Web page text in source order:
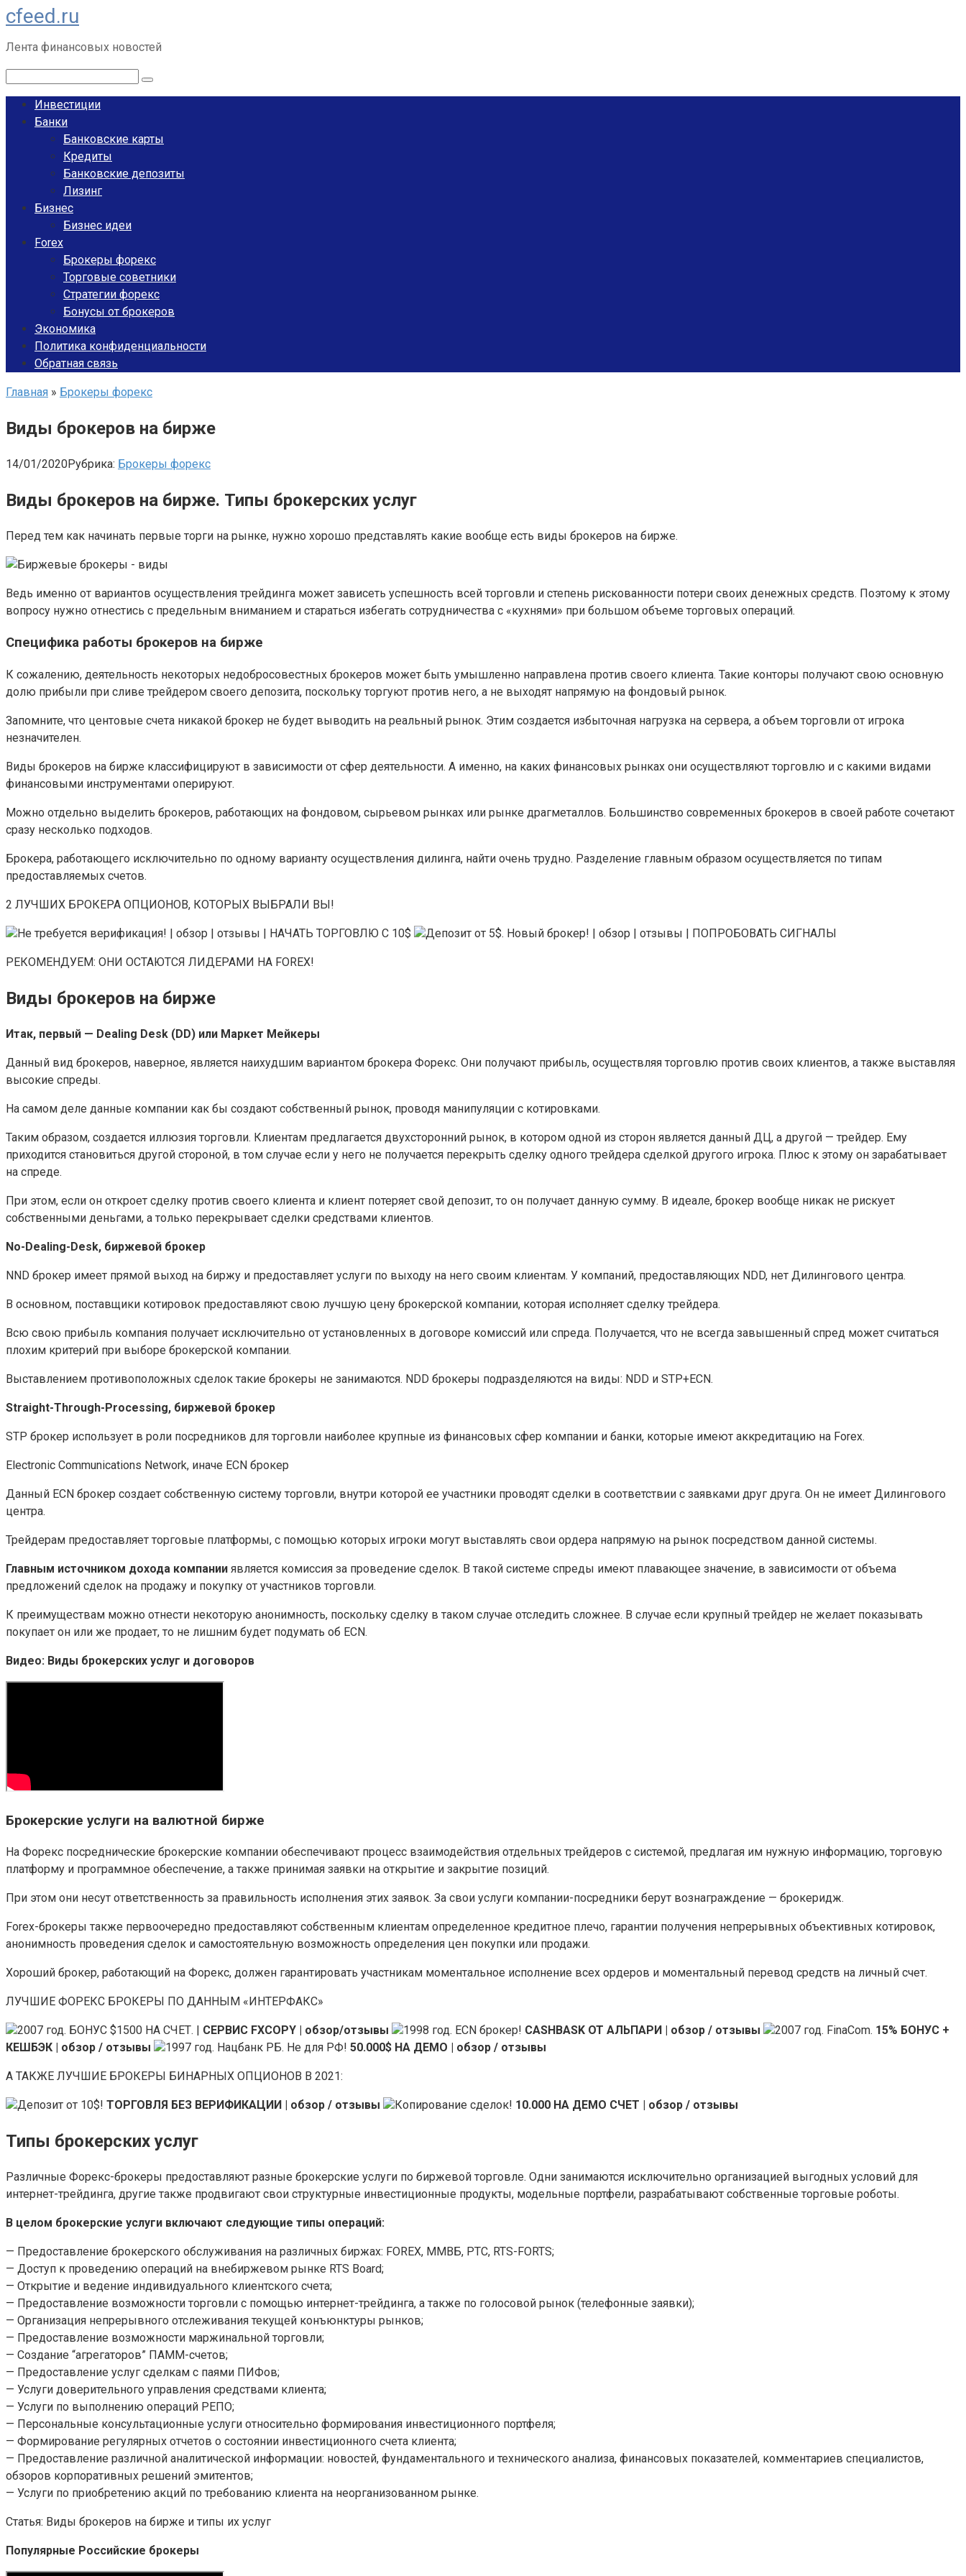
Перейти
к
контенту
cfeed.ru
Лента финансовых новостей
Инвестиции
Банки
Банковские карты
Кредиты
Банковские депозиты
Лизинг
Бизнес
Бизнес идеи
Forex
Брокеры форекс
Торговые советники
Стратегии форекс
Бонусы от брокеров
Экономика
Политика конфиденциальности
Обратная связь
Главная » Брокеры форекс
Виды брокеров на бирже
14/01/2020Рубрика: Брокеры форекс
Виды брокеров на бирже. Типы брокерских услуг
Перед тем как начинать первые торги на рынке, нужно хорошо представлять какие вообще есть виды брокеров на бирже.
Ведь именно от вариантов осуществления трейдинга может зависеть успешность всей торговли и степень рискованности потери своих денежных средств. Поэтому к этому
вопросу нужно отнестись с предельным вниманием и стараться избегать сотрудничества с «кухнями» при большом объеме торговых операций.
Специфика работы брокеров на бирже
К сожалению, деятельность некоторых недобросовестных брокеров может быть умышленно направлена против своего клиента. Такие конторы получают свою основную
долю прибыли при сливе трейдером своего депозита, поскольку торгуют против него, а не выходят напрямую на фондовый рынок.
Запомните, что центовые счета никакой брокер не будет выводить на реальный рынок. Этим создается избыточная нагрузка на сервера, а объем торговли от игрока
незначителен.
Виды брокеров на бирже классифицируют в зависимости от сфер деятельности. А именно, на каких финансовых рынках они осуществляют торговлю и с какими видами
финансовыми инструментами оперируют.
Можно отдельно выделить брокеров, работающих на фондовом, сырьевом рынках или рынке драгметаллов. Большинство современных брокеров в своей работе сочетают
сразу несколько подходов.
Брокера, работающего исключительно по одному варианту осуществления дилинга, найти очень трудно. Разделение главным образом осуществляется по типам
предоставляемых счетов.
2 ЛУЧШИХ БРОКЕРА ОПЦИОНОВ, КОТОРЫХ ВЫБРАЛИ ВЫ!
Не требуется верификация! | обзор | отзывы | НАЧАТЬ ТОРГОВЛЮ С 10$ Депозит от 5$. Новый брокер! | обзор | отзывы | ПОПРОБОВАТЬ СИГНАЛЫ
РЕКОМЕНДУЕМ: ОНИ ОСТАЮТСЯ ЛИДЕРАМИ НА FOREX!
Виды брокеров на бирже
Итак, первый — Dealing Desk (DD) или Маркет Мейкеры
Данный вид брокеров, наверное, является наихудшим вариантом брокера Форекс. Они получают прибыль, осуществляя торговлю против своих клиентов, а также выставляя
высокие спреды.
На самом деле данные компании как бы создают собственный рынок, проводя манипуляции с котировками.
Таким образом, создается иллюзия торговли. Клиентам предлагается двухсторонний рынок, в котором одной из сторон является данный ДЦ, а другой — трейдер. Ему
приходится становиться другой стороной, в том случае если у него не получается перекрыть сделку одного трейдера сделкой другого игрока. Плюс к этому он зарабатывает
на спреде.
При этом, если он откроет сделку против своего клиента и клиент потеряет свой депозит, то он получает данную сумму. В идеале, брокер вообще никак не рискует
собственными деньгами, а только перекрывает сделки средствами клиентов.
No-Dealing-Desk, биржевой брокер
NND брокер имеет прямой выход на биржу и предоставляет услуги по выходу на него своим клиентам. У компаний, предоставляющих NDD, нет Дилингового центра.
В основном, поставщики котировок предоставляют свою лучшую цену брокерской компании, которая исполняет сделку трейдера.
Всю свою прибыль компания получает исключительно от установленных в договоре комиссий или спреда. Получается, что не всегда завышенный спред может считаться
плохим критерий при выборе брокерской компании.
Выставлением противоположных сделок такие брокеры не занимаются. NDD брокеры подразделяются на виды: NDD и STP+ECN.
Straight-Through-Processing, биржевой брокер
STP брокер использует в роли посредников для торговли наиболее крупные из финансовых сфер компании и банки, которые имеют аккредитацию на Forex.
Electronic Communications Network, иначе ECN брокер
Данный ECN брокер создает собственную систему торговли, внутри которой ее участники проводят сделки в соответствии с заявками друг друга. Он не имеет Дилингового
центра.
Трейдерам предоставляет торговые платформы, с помощью которых игроки могут выставлять свои ордера напрямую на рынок посредством данной системы.
Главным источником дохода компании является комиссия за проведение сделок. В такой системе спреды имеют плавающее значение, в зависимости от объема
предложений сделок на продажу и покупку от участников торговли.
К преимуществам можно отнести некоторую анонимность, поскольку сделку в таком случае отследить сложнее. В случае если крупный трейдер не желает показывать
покупает он или же продает, то не лишним будет подумать об ECN.
Видео: Виды брокерских услуг и договоров
Брокерские услуги на валютной бирже
На Форекс посреднические брокерские компании обеспечивают процесс взаимодействия отдельных трейдеров с системой, предлагая им нужную информацию, торговую
платформу и программное обеспечение, а также принимая заявки на открытие и закрытие позиций.
При этом они несут ответственность за правильность исполнения этих заявок. За свои услуги компании-посредники берут вознаграждение — брокеридж.
Forex-брокеры также первоочередно предоставляют собственным клиентам определенное кредитное плечо, гарантии получения непрерывных объективных котировок,
анонимность проведения сделок и самостоятельную возможность определения цен покупки или продажи.
Хороший брокер, работающий на Форекс, должен гарантировать участникам моментальное исполнение всех ордеров и моментальный перевод средств на личный счет.
ЛУЧШИЕ ФОРЕКС БРОКЕРЫ ПО ДАННЫМ «ИНТЕРФАКС»
2007 год. БОНУС $1500 НА СЧЕТ. | СЕРВИС FXCOPY | обзор/отзывы 1998 год. ECN брокер! CASHBASK ОТ АЛЬПАРИ | обзор / отзывы 2007 год. FinaCom. 15% БОНУС +
КЕШБЭК | обзор / отзывы
1997 год. Нацбанк РБ. Не для РФ! 50.000$ НА ДЕМО | обзор / отзывы
А ТАКЖЕ ЛУЧШИЕ БРОКЕРЫ БИНАРНЫХ ОПЦИОНОВ В 2021:
Депозит от 10$! ТОРГОВЛЯ БЕЗ ВЕРИФИКАЦИИ | обзор / отзывы Копирование сделок! 10.000 НА ДЕМО СЧЕТ | обзор / отзывы
Типы брокерских услуг
Различные Форекс-брокеры предоставляют разные брокерские услуги по биржевой торговле. Одни занимаются исключительно организацией выгодных условий для
интернет-трейдинга, другие также продвигают свои структурные инвестиционные продукты, модельные портфели, разрабатывают собственные торговые роботы.
В целом брокерские услуги включают следующие типы операций:
— Предоставление брокерского обслуживания на различных биржах: FOREX, ММВБ, РТС, RTS-FORTS;
— Доступ к проведению операций на внебиржевом рынке RTS Board;
— Открытие и ведение индивидуального клиентского счета;
— Предоставление возможности торговли с помощью интернет-трейдинга, а также по голосовой рынок (телефонные заявки);
— Организация непрерывного отслеживания текущей конъюнктуры рынков;
— Предоставление возможности маржинальной торговли;
— Создание “агрегаторов” ПАММ-счетов;
— Предоставление услуг сделкам с паями ПИФов;
— Услуги доверительного управления средствами клиента;
— Услуги по выполнению операций РЕПО;
— Персональные консультационные услуги относительно формирования инвестиционного портфеля;
— Формирование регулярных отчетов о состоянии инвестиционного счета клиента;
— Предоставление различной аналитической информации: новостей, фундаментального и технического анализа, финансовых показателей, комментариев специалистов,
обзоров корпоративных решений эмитентов;
— Услуги по приобретению акций по требованию клиента на неорганизованном рынке.
Статья: Виды брокеров на бирже и типы их услуг
Популярные Российские брокеры